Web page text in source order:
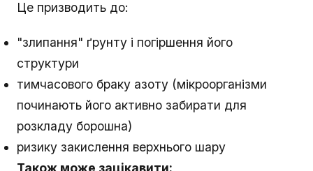
Це призводить до:
"злипання" ґрунту і погіршення його
структури
тимчасового браку азоту (мікроорганізми
починають його активно забирати для
розкладу борошна)
ризику закислення верхнього шару